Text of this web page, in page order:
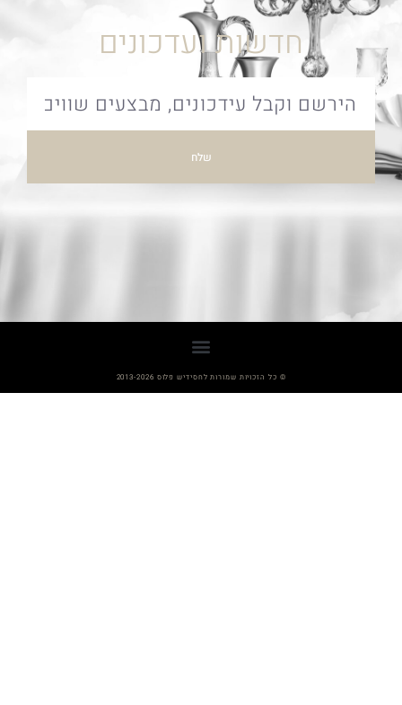
חדשות ועדכונים
שלח
© כל הזכויות שמורות לחסידיש פלוס 2013-2026